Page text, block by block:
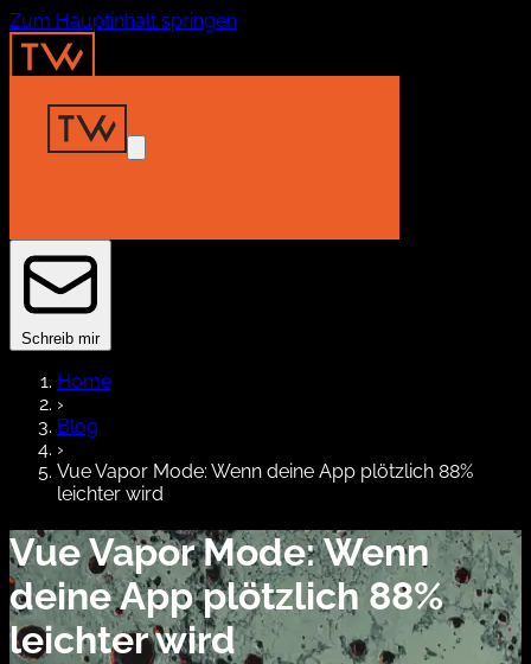
Zum Hauptinhalt springen
Home
Insights
Projekte
Schreib mir
Home
›
Blog
›
Vue Vapor Mode: Wenn deine App plötzlich 88%
leichter wird
Vue Vapor Mode: Wenn
deine App plötzlich 88%
leichter wird